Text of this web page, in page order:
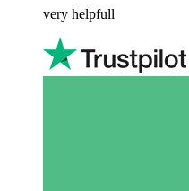
very helpfull